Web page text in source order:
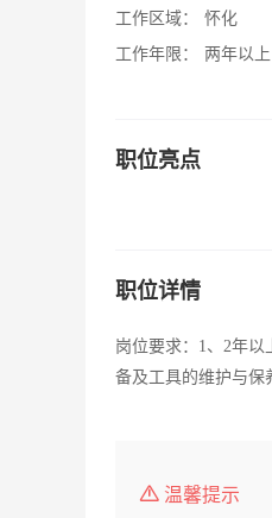
工作区域：
怀化
工作年限：
两年以上
职位亮点
职位详情
岗位要求：1、2年
备及工具的维护与保
温馨提示